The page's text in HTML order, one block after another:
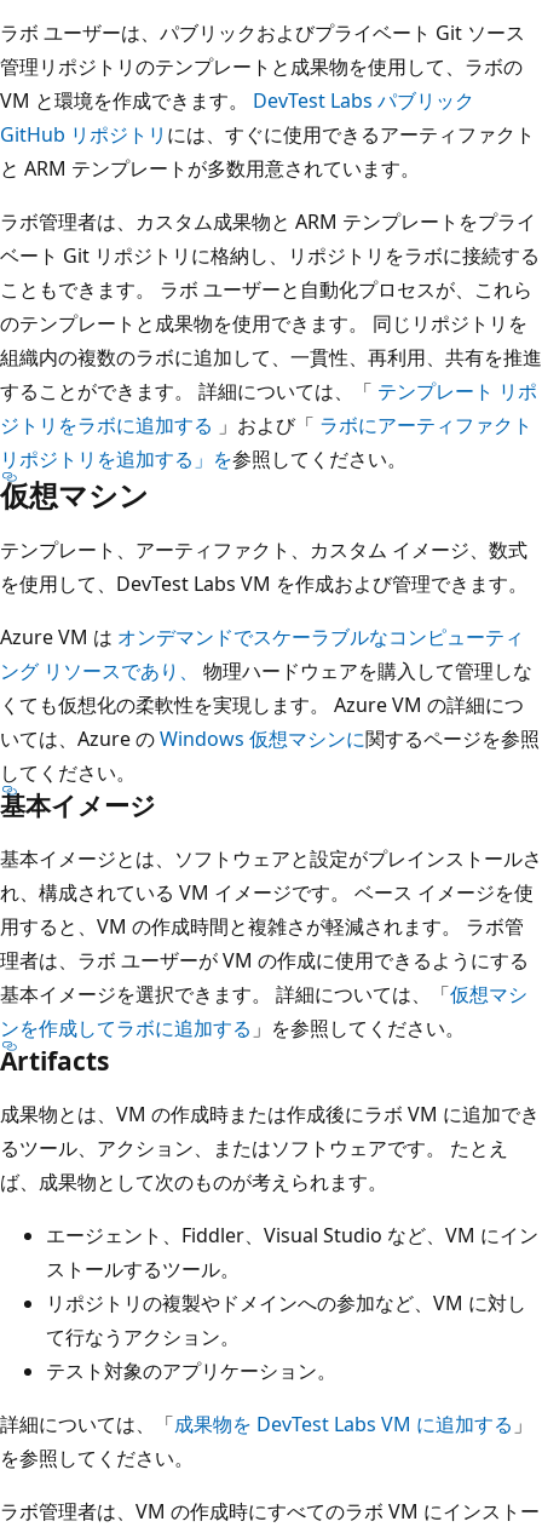
ラボ ユーザーは、パブリックおよびプライベート Git ソース
管理リポジトリのテンプレートと成果物を使用して、ラボの
VM と環境を作成できます。 DevTest Labs パブリック
GitHub リポジトリ には、すぐに使用できるアーティファクト
と ARM テンプレートが多数用意されています。
ラボ管理者は、カスタム成果物と ARM テンプレートをプライ
ベート Git リポジトリに格納し、リポジトリをラボに接続する
こともできます。 ラボ ユーザーと自動化プロセスが、これら
のテンプレートと成果物を使用できます。 同じリポジトリを
組織内の複数のラボに追加して、一貫性、再利用、共有を推進
することができます。 詳細については、「 テンプレート リポ
ジトリをラボに追加する 」および「 ラボにアーティファクト
リポジトリを追加する」を参照してください。
仮想マシン
テンプレート、アーティファクト、カスタム イメージ、数式
を使用して、DevTest Labs VM を作成および管理できます。
Azure VM は オンデマンドでスケーラブルなコンピューティ
ング リソースであり、
物理ハードウェアを購入して管理しな
くても仮想化の柔軟性を実現します。 Azure VM の詳細につ
いては、Azure のWindows 仮想マシンに関するページを参照
してください。
基本イメージ
基本イメージとは、ソフトウェアと設定がプレインストールさ
れ、構成されている VM イメージです。 ベース イメージを使
用すると、VM の作成時間と複雑さが軽減されます。 ラボ管
理者は、ラボ ユーザーが VM の作成に使用できるようにする
基本イメージを選択できます。 詳細については、「仮想マシ
ンを作成してラボに追加する 」を参照してください。
Artifacts
成果物とは、VM の作成時または作成後にラボ VM に追加でき
るツール、アクション、またはソフトウェアです。 たとえ
ば、成果物として次のものが考えられます。
エージェント、Fiddler、Visual Studio など、VM にイン
ストールするツール。
リポジトリの複製やドメインへの参加など、VM に対し
て行なうアクション。
テスト対象のアプリケーション。
詳細については、「成果物を DevTest Labs VM に追加する 」
を参照してください。
ラボ管理者は、VM の作成時にすべてのラボ VM にインストー